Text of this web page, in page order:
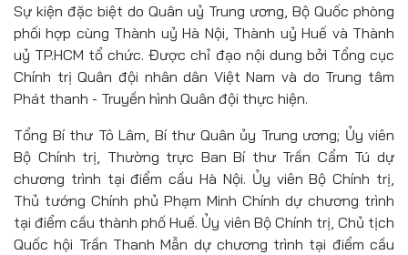
Sự kiện đặc biệt do Quân uỷ Trung ương, Bộ Quốc phòng
phối hợp cùng Thành uỷ Hà Nội, Thành uỷ Huế và Thành
uỷ TP.HCM tổ chức. Được chỉ đạo nội dung bởi Tổng cục
Chính trị Quân đội nhân dân Việt Nam và do Trung tâm
Phát thanh - Truyền hình Quân đội thực hiện.
Tổng Bí thư Tô Lâm, Bí thư Quân ủy Trung ương; Ủy viên
Bộ Chính trị, Thường trực Ban Bí thư Trần Cẩm Tú dự
chương trình tại điểm cầu Hà Nội. Ủy viên Bộ Chính trị,
Thủ tướng Chính phủ Phạm Minh Chính dự chương trình
tại điểm cầu thành phố Huế. Ủy viên Bộ Chính trị, Chủ tịch
Quốc hội Trần Thanh Mẫn dự chương trình tại điểm cầu